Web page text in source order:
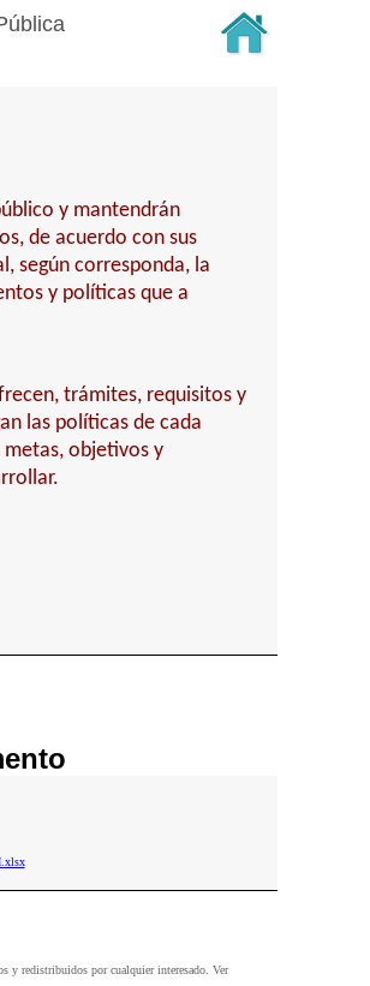
y mantendrán
de acuerdo con sus
según corresponda, la
y políticas que a
trámites, requisitos y
las políticas de cada
objetivos y
y redistribuidos por cualquier interesado. Ver